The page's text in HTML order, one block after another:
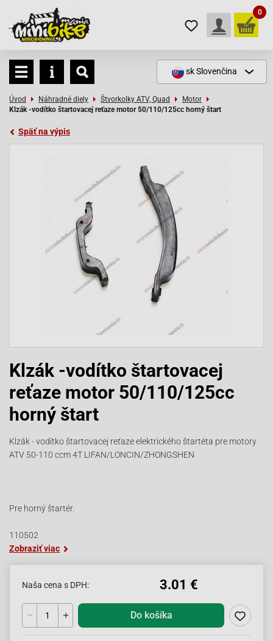
0
skSlovenčina
Úvod Náhradné diely Štvorkolky ATV, Quad
Motor
Klzák -vodítko štartovacej reťaze motor 50/110/125cc horný štart
Späť na výpis
Klzák -vodítko štartovacej
reťaze motor 50/110/125cc
horný štart
Klzák - vodítko štartovacej reťaze elektrického štartéta pre motory
ATV 50-110 ccm 4T LIFAN/LONCIN/ZHONGSHEN
Pre horný štartér.
110502
Zobraziť viac
Naša cena s DPH: 3.01 €
Do košíka